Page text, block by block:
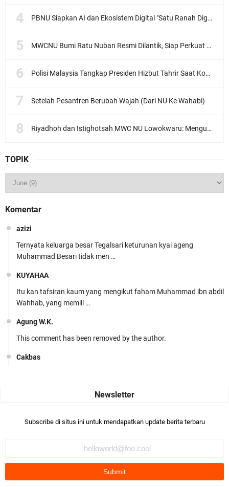
PBNU Siapkan AI dan Ekosistem Digital "Satu Ranah Digital untuk Ulama", Siap Diluncurkan dalam Waktu Dekat!
MWCNU Bumi Ratu Nuban Resmi Dilantik, Siap Perkuat Organisasi dan Khidmat untuk Umat
Polisi Malaysia Tangkap Presiden Hizbut Tahrir Saat Konferensi Pers
Setelah Pesantren Berubah Wajah (Dari NU Ke Wahabi)
Riyadhoh dan Istighotsah MWC NU Lowokwaru: Menguatkan Doa, Menjalin Ukhuwah Menyambut Muktamar NU ke-35
TOPIK
Komentar
azizi
Ternyata keluarga besar Tegalsari keturunan kyai ageng
Muhammad Besari tidak men …
KUYAHAA
Itu kan tafsiran kaum yang mengikut faham Muhammad ibn abdil
Wahhab, yang memili …
Agung W.K.
This comment has been removed by the author.
Cakbas
Bismillaah semoga pembuat artikel Alloh berikan pemahaman yg
Subscribe di situs ini untuk mendapatkan update berita terbaru